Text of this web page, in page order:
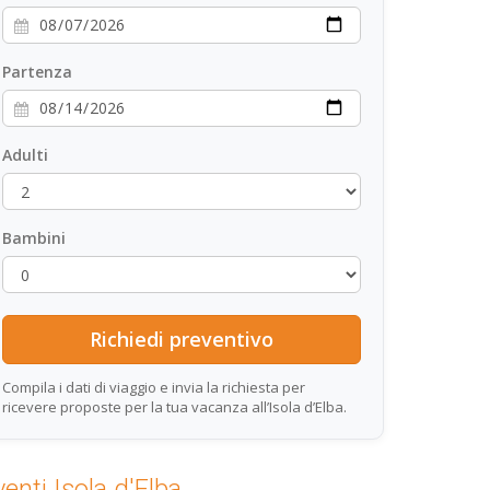
Partenza
Adulti
Bambini
Compila i dati di viaggio e invia la richiesta per
ricevere proposte per la tua vacanza all’Isola d’Elba.